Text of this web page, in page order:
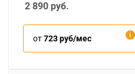
2 890 руб.
от723 руб/мес